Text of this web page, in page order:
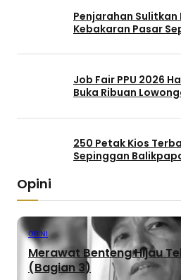
Penjarahan Sulitkan
Kebakaran Pasar
Job Fair PPU 2026
Buka Ribuan
250 Petak Kios
Sepinggan
Opini
OPINI
Merawat Benteng Hijau
(Bagian 3)